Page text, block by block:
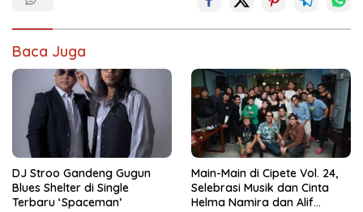
Baca Juga
DJ Stroo Gandeng Gugun
Blues Shelter di Single
Terbaru ‘Spaceman’
Main-Main di Cipete Vol. 24,
Selebrasi Musik dan Cinta
Helma Namira dan Alif